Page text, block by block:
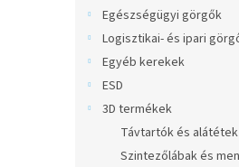
Egészségügyi görgők
Logisztikai- és ipari
Egyéb kerekek
ESD
3D termékek
Távtartók és alátétek
Szintezőlábak és